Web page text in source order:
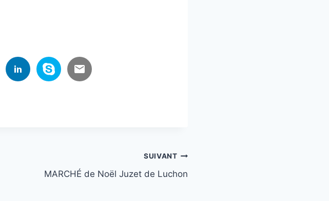
SUIVANT
MARCHÉ de Noël Juzet de Luchon